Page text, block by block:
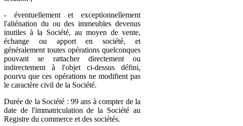
- éventuellement et exceptionnellement
l'aliénation du ou des immeubles devenus
inutiles à la Société, au moyen de vente,
échange ou apport en société, et
généralement toutes opérations quelconques
pouvant se rattacher directement ou
indirectement à l'objet ci-dessus défini,
pourvu que ces opérations ne modifient pas
le caractère civil de la Société.
Durée de la Société : 99 ans à compter de la
date de l'immatriculation de la Société au
Registre du commerce et des sociétés.